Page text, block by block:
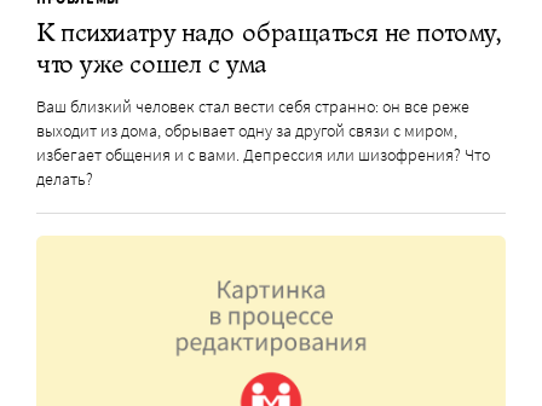
К психиатру надо обращаться не потому,
что уже сошел с ума
Ваш близкий человек стал вести себя странно: он все реже
выходит из дома, обрывает одну за другой связи с миром,
избегает общения и с вами. Депрессия или шизофрения? Что
делать?